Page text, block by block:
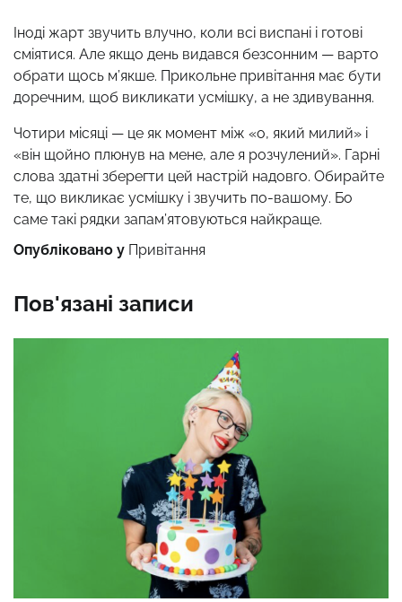
Іноді жарт звучить влучно, коли всі виспані і готові
сміятися. Але якщо день видався безсонним — варто
обрати щось м’якше. Прикольне привітання має бути
доречним, щоб викликати усмішку, а не здивування.
Чотири місяці — це як момент між «о, який милий» і
«він щойно плюнув на мене, але я розчулений». Гарні
слова здатні зберегти цей настрій надовго. Обирайте
те, що викликає усмішку і звучить по-вашому. Бо
саме такі рядки запам’ятовуються найкраще.
Опубліковано у Привітання
Пов'язані записи